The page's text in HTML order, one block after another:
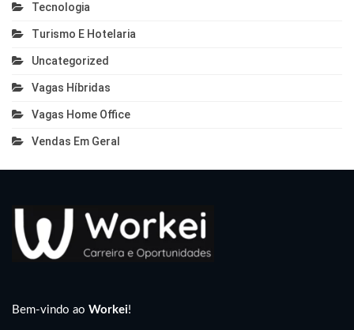
Tecnologia
Turismo E Hotelaria
Uncategorized
Vagas Híbridas
Vagas Home Office
Vendas Em Geral
Bem-vindo ao Workei!